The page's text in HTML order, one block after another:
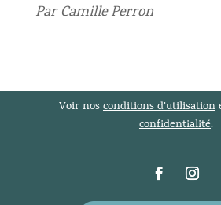
Par Camille Perron
Voir nosconditions d’utilisation
confidentialité.